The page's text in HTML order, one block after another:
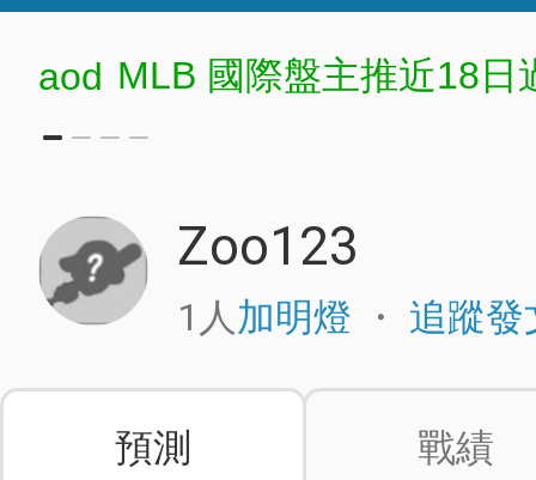
aod MLB 國際盤主推近18日
Zoo123
1人加明燈 ・ 追蹤發
預測 戰績